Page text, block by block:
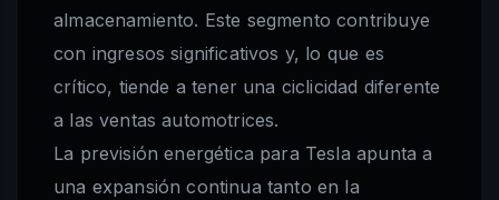
almacenamiento. Este segmento contribuye
con ingresos significativos y, lo que es
crítico, tiende a tener una ciclicidad diferente
a las ventas automotrices.
La previsión energética para Tesla apunta a
una expansión continua tanto en la